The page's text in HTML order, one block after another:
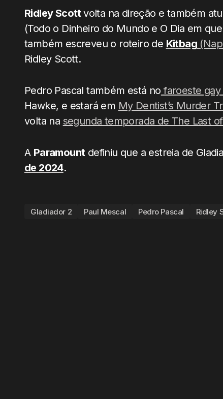
Ridley Scottvolta na direção e também
(Todo o Dinheiro do Mundo e O Dia em
também escreveu o roteiro de Kitbag
Ridley Scott.
Pedro Pascal também está no faroeste
Hawke, e estará em My Dentist’s Murder
volta na segunda temporada de The Last
A Paramountdefiniu que a estreia de
de 2024.
Gladiador 2 Paul Mescal Pedro Pascal Ridley